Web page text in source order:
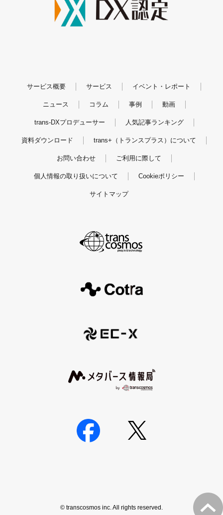
サービス概要 サービス イベント・レポート
ニュース コラム 事例 動画
trans-DXプロデューサー 人気記事ランキング
資料ダウンロード trans+（トランスプラス）について
お問い合わせ ご利用に際して
個人情報の取り扱いについて Cookieポリシー
サイトマップ
© transcosmos inc. All rights reserved.